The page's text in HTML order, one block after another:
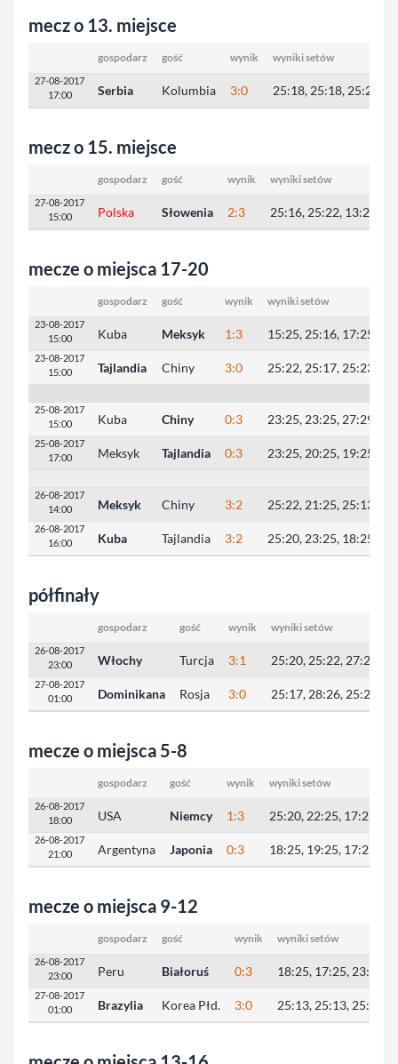
mecz o 13. miejsce
gospodarz gość wynik wyniki setów
27-08-2017
17:00
Serbia Kolumbia 3:0 25:18, 25:18, 25:21
mecz o 15. miejsce
gospodarz gość wynik wyniki setów
27-08-2017
15:00
Polska Słowenia 2:3 25:16, 25:22, 13:25,
mecze o miejsca 17-20
gospodarz gość wynik wyniki setów
23-08-2017
15:00
Kuba Meksyk 1:3 15:25, 25:16, 17:25,
23-08-2017
15:00
Tajlandia Chiny 3:0 25:22, 25:17, 25:23
25-08-2017
15:00
Kuba Chiny 0:3 23:25, 23:25, 27:29
25-08-2017
17:00
Meksyk Tajlandia 0:3 23:25, 20:25, 19:25
26-08-2017
14:00
Meksyk Chiny 3:2 25:22, 21:25, 25:13,
26-08-2017
16:00
Kuba Tajlandia 3:2 25:20, 23:25, 18:25,
półfinały
gospodarz gość wynik wyniki setów
26-08-2017
23:00
Włochy Turcja 3:1 25:20, 25:22, 27:29,
27-08-2017
01:00
Dominikana Rosja 3:0 25:17, 28:26, 25:21
mecze o miejsca 5-8
gospodarz gość wynik wyniki setów
26-08-2017
18:00
USA Niemcy 1:3 25:20, 22:25, 17:25,
26-08-2017
21:00
Argentyna Japonia 0:3 18:25, 19:25, 17:25
mecze o miejsca 9-12
gospodarz gość wynik wyniki setów
26-08-2017
23:00
Peru Białoruś 0:3 18:25, 17:25, 23:25
27-08-2017
01:00
Brazylia Korea Płd. 3:0 25:13, 25:13, 25:15